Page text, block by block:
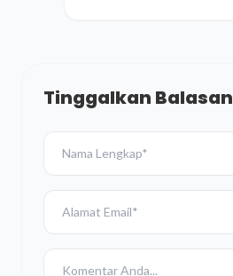
Tinggalkan Balasan